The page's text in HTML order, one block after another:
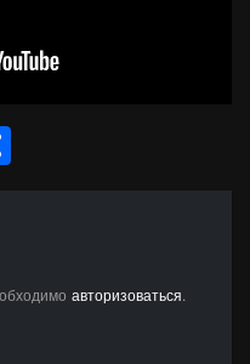
авторизоваться.